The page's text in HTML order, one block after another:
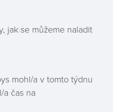
jak se můžeme naladit
mohl/a v tomto týdnu
a čas na